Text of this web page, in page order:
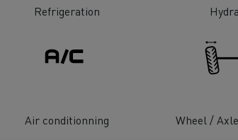
Refrigeration
Air conditionning Wheel /